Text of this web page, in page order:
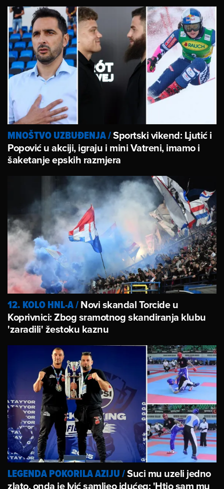
MNOŠTVO UZBUĐENJA/Sportski vikend: Ljutić i
Popović u akciji, igraju i mini Vatreni, imamo i
šaketanje epskih razmjera
12. KOLO HNL-A/Novi skandal Torcide u
Koprivnici: Zbog sramotnog skandiranja klubu
'zaradili' žestoku kaznu
LEGENDA POKORILA AZIJU/Suci mu uzeli jedno
zlato, onda je Ivić samljeo idućeg: 'Htio sam mu